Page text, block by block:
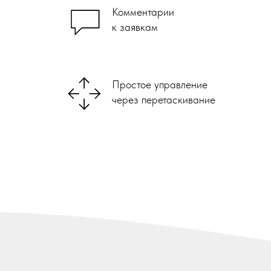
Комментарии
к заявкам
Простое управление
через перетаскивание